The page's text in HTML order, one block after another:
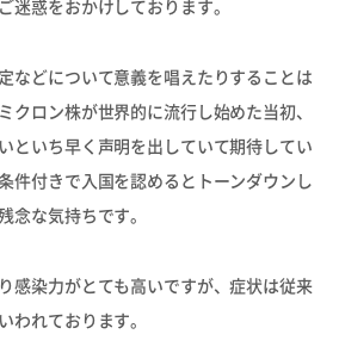
迷惑をおかけしております。
などについて意義を唱えたりすることは
クロン株が世界的に流行し始めた当初、
といち早く声明を出していて期待してい
件付きで入国を認めるとトーンダウンし
念な気持ちです。
感染力がとても高いですが、症状は従来
われております。